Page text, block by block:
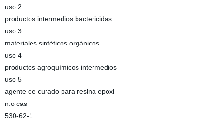
uso 2
productos intermedios bactericidas
uso 3
materiales sintéticos orgánicos
uso 4
productos agroquímicos intermedios
uso 5
agente de curado para resina epoxi
n.o cas
530-62-1